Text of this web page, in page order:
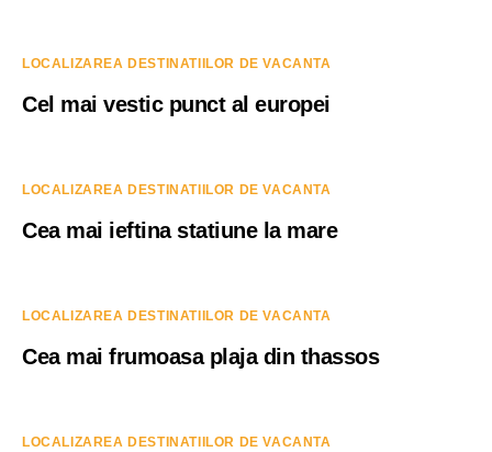
LOCALIZAREA DESTINATIILOR DE VACANTA
Cel mai vestic punct al europei
LOCALIZAREA DESTINATIILOR DE VACANTA
Cea mai ieftina statiune la mare
LOCALIZAREA DESTINATIILOR DE VACANTA
Cea mai frumoasa plaja din thassos
LOCALIZAREA DESTINATIILOR DE VACANTA